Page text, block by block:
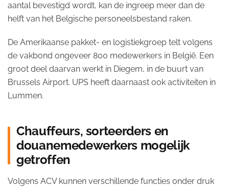
aantal bevestigd wordt, kan de ingreep meer dan de
helft van het Belgische personeelsbestand raken.
De Amerikaanse pakket- en logistiekgroep telt volgens
de vakbond ongeveer 800 medewerkers in België. Een
groot deel daarvan werkt in Diegem, in de buurt van
Brussels Airport. UPS heeft daarnaast ook activiteiten in
Lummen.
Chauffeurs, sorteerders en
douanemedewerkers mogelijk
getroffen
Volgens ACV kunnen verschillende functies onder druk